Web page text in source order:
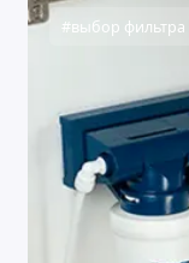
#выбор фильтра